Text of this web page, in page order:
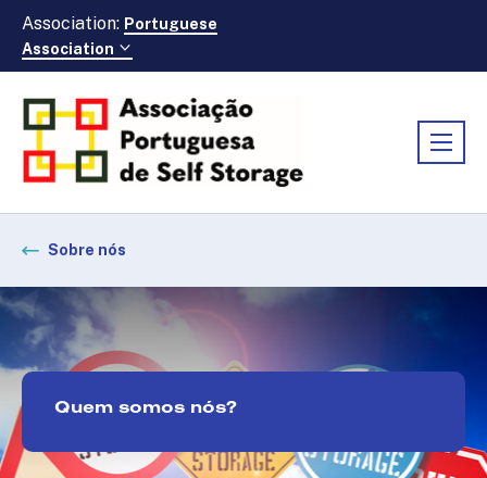
Association: Portuguese
Association
Sobre nós
Quem somos nós?